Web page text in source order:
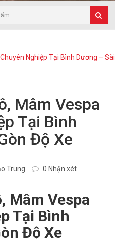
Nghiệp Tại Bình Dương – Sài
Mâm Vespa
Tại Bình
Độ Xe
Trung 0 Nhận xét
Mâm Vespa
Tại Bình
Độ Xe